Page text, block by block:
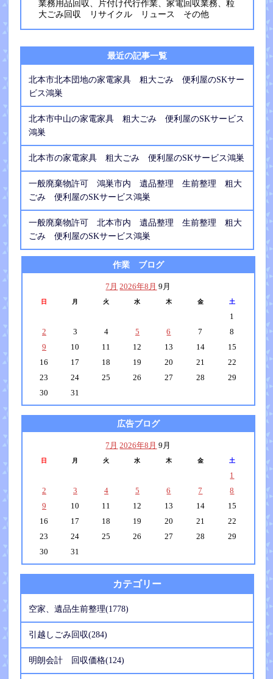
業務用品回収、片付け代行作業、家電回収業務、粒
大ごみ回収 リサイクル リュース その他
最近の記事一覧
北本市北本団地の家電家具 粗大ごみ 便利屋のSKサー
ビス鴻巣
北本市中山の家電家具 粗大ごみ 便利屋のSKサービス
鴻巣
北本市の家電家具 粗大ごみ 便利屋のSKサービス鴻巣
一般廃棄物許可 鴻巣市内 遺品整理 生前整理 粗大
ごみ 便利屋のSKサービス鴻巣
一般廃棄物許可 北本市内 遺品整理 生前整理 粗大
ごみ 便利屋のSKサービス鴻巣
作業 ブログ
7月 2026年8月 9月
日 月 火 水 木 金 土
1
2
3 4 5 6 7
8
9
10 11 12 13 14
15
16
17 18 19 20 21
22
23
24 25 26 27 28
29
30
31
広告ブログ
7月 2026年8月 9月
日 月 火 水 木 金 土
1
2
3 4 5 6 7
8
9
10 11 12 13 14
15
16
17 18 19 20 21
22
23
24 25 26 27 28
29
30
31
カテゴリー
空家、遺品生前整理(1778)
引越しごみ回収(284)
明朗会計 回収価格(124)